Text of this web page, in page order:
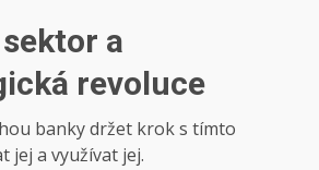
a
revoluce
banky držet krok s tímto
jej a využívat jej.